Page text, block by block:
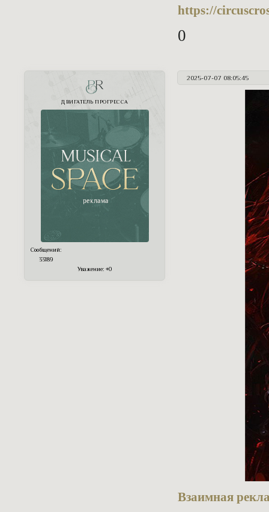
https://
0
2025-07-07 08:05:45
PR
ДВИГАТЕЛЬ ПРОГРЕССА
Сообщений:
33189
Уважение: +0
Взаимная